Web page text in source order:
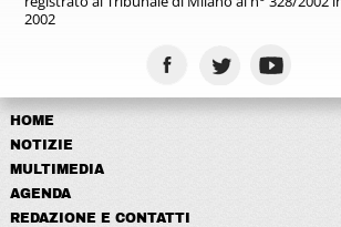
2002
HOME
NOTIZIE
MULTIMEDIA
AGENDA
REDAZIONE E CONTATTI